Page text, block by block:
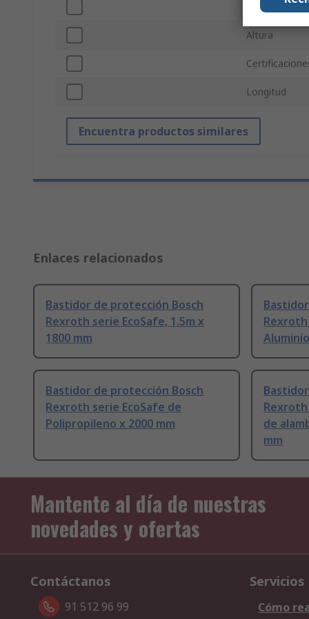
Anchura
Altura
Longitud
Encuentra productos similares
Enlaces relacionados
Bastidor de protección Bosch
Rexroth serie EcoSafe, 1.5m x
1800 mm
Rexroth
Bastidor de protección Bosch
Rexroth serie EcoSafe de
Polipropileno x 2000 mm
Rexroth
de
mm
Mantente al día de nuestras
novedades y ofertas
Contáctanos
91 512 96 99
Servicios
Cómo